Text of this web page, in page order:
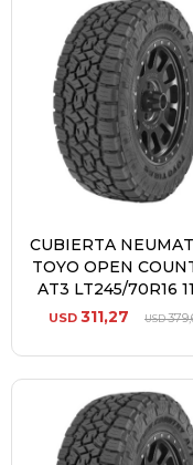
CUBIERTA
TOYO OPEN
AT3 LT245/70R16
USD 311,27 USD